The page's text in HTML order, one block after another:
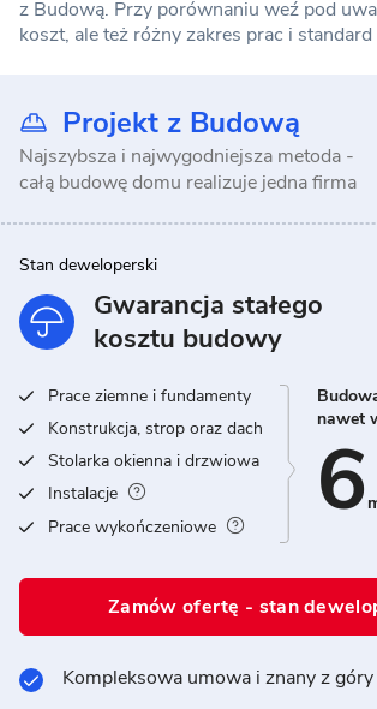
z Budową. Przy porównaniu weź pod
koszt, ale też różny zakres prac i
Projekt z Budową
Najszybsza i najwygodniejsza metoda -
całą budowę domu realizuje jedna firma
Stan deweloperski
Gwarancja stałego
kosztu budowy
Prace ziemne i fundamenty
Konstrukcja, strop oraz dach
Stolarka okienna i drzwiowa
Instalacje
Prace wykończeniowe
nawet
6
Zamów ofertę - stan
Kompleksowa umowa i znany z